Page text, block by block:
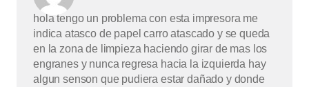
hola tengo un problema con esta impresora me
indica atasco de papel carro atascado y se queda
en la zona de limpieza haciendo girar de mas los
engranes y nunca regresa hacia la izquierda hay
algun senson que pudiera estar dañado y donde